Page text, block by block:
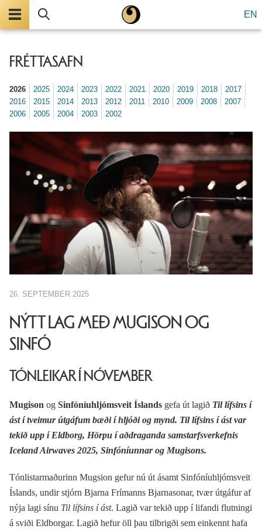
EN
FRÉTTASAFN
2026 2025 2024 2023 2022 2021 2020 2019 2018
2017
2016
2015 2014 2013 2012 2011 2010 2009 2008
2007
2006
2005 2004 2003 2002
26. SEPTEMBER 2025
NÝTT LAG MEÐ MUGISON OG
SINFÓ
TÓNLEIKAR Í NÓVEMBER
Mugison og Sinfóníuhljómsveit Íslands gefa út lagið Til lífsins í
ást í tveimur útgáfum bæði í hljóði og mynd. Til lífsins í ást var
tekið upp í Eldborg, Hörpu í aðdraganda samstarfsverkefnis
Iceland Airwaves 2025, Sinfóníunnar og Mugisons.
Tónlistarmaðurinn Mugsion gefur nú út ásamt Sinfóníuhljómsveit
Íslands, undir stjórn Bjarna Frímanns Bjarnasonar, tvær útgáfur af
nýja lagi sínu Til lífsins í ást. Lagið var tekið upp í lifandi flutningi
á sviði Eldborgar. Lagið hefur öll þau tilbrigði sem einkennt hafa